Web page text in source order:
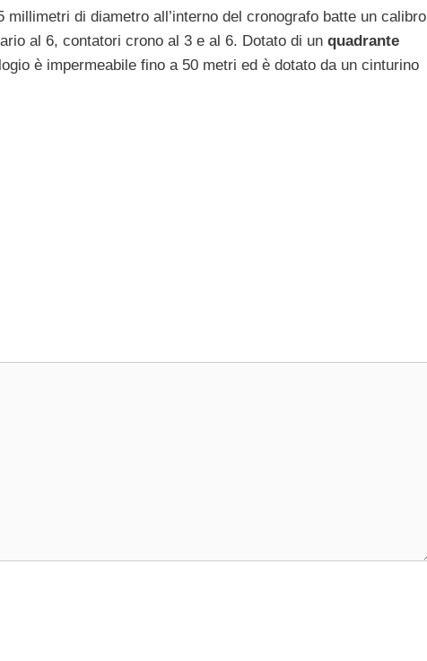
di diametro all’interno del cronografo batte un calibro
al 6, contatori crono al 3 e al 6. Dotato di un quadrante
è impermeabile fino a 50 metri ed è dotato da un cinturino